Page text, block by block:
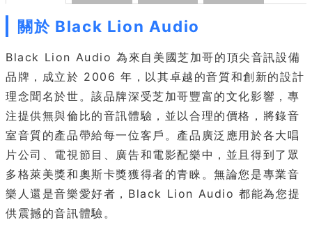
關於 Black Lion Audio
Black Lion Audio 為來自美國芝加哥的頂尖音訊設備
品牌，成立於 2006 年，以其卓越的音質和創新的設計
理念聞名於世。該品牌深受芝加哥豐富的文化影響，專
注提供無與倫比的音訊體驗，並以合理的價格，將錄音
室音質的產品帶給每一位客戶。產品廣泛應用於各大唱
片公司、電視節目、廣告和電影配樂中，並且得到了眾
多格萊美獎和奧斯卡獎獲得者的青睞。無論您是專業音
樂人還是音樂愛好者，Black Lion Audio 都能為您提
供震撼的音訊體驗。